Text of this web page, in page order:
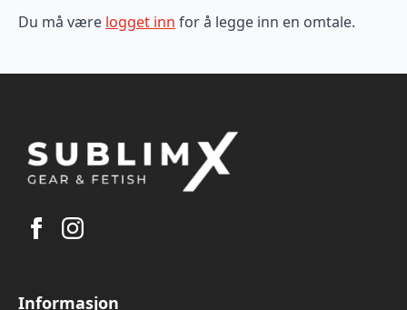
Du må være logget inn for å legge inn en omtale.
Informasjon